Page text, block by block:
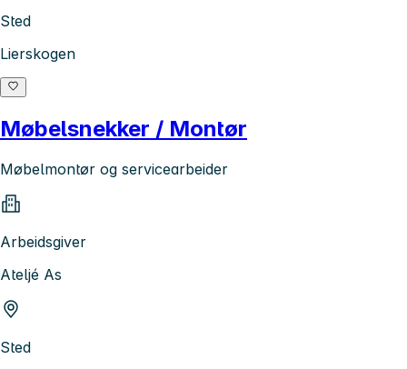
Sted
Lierskogen
Møbelsnekker / Montør
Møbelmontør og servicearbeider
Arbeidsgiver
Ateljé As
Sted